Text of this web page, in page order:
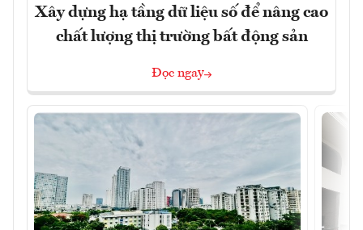
Xây dựng hạ tầng dữ liệu số để nâng cao
chất lượng thị trường bất động sản
Đọc ngay